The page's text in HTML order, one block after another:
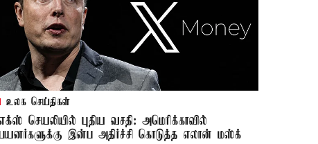
உலக செய்திகள்
செயலியில் புதிய வசதி: அமெரிக்காவில்
இன்ப அதிர்ச்சி கொடுத்த எலான் மஸ்க்